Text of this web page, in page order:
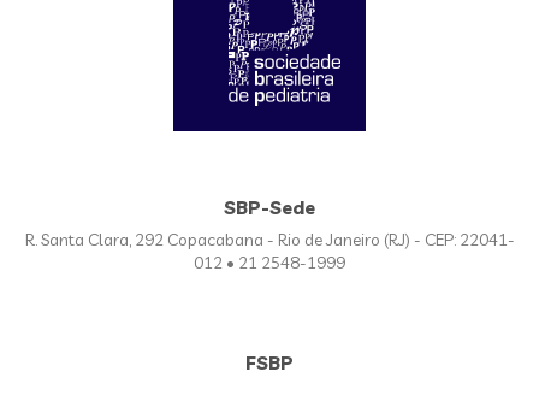
SBP-Sede
R. Santa Clara, 292 Copacabana - Rio de Janeiro (RJ) - CEP: 22041-
012 • 21 2548-1999
FSBP